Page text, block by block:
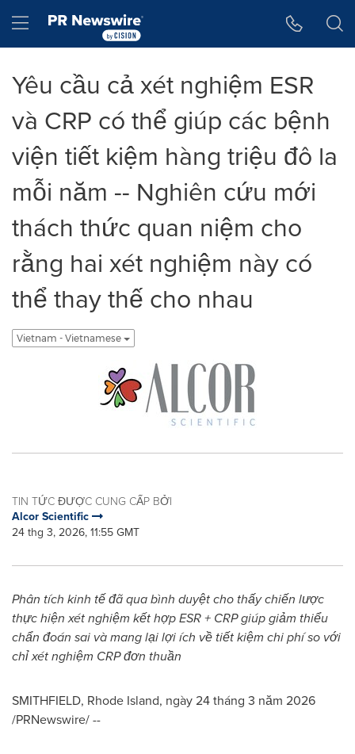
Hamburger menu
Yêu cầu cả xét nghiệm ESR
và CRP có thể giúp các bệnh
viện tiết kiệm hàng triệu đô la
mỗi năm -- Nghiên cứu mới
thách thức quan niệm cho
rằng hai xét nghiệm này có
thể thay thế cho nhau
Vietnam - Vietnamese
TIN TỨC ĐƯỢC CUNG CẤP BỞI
Alcor Scientific
24 thg 3, 2026, 11:55 GMT
Phân tích kinh tế đã qua bình duyệt cho thấy chiến lược
thực hiện xét nghiệm kết hợp ESR + CRP giúp giảm thiểu
chẩn đoán sai và mang lại lợi ích về tiết kiệm chi phí so với
chỉ xét nghiệm CRP đơn thuần
SMITHFIELD, Rhode Island, ngày 24 tháng 3 năm 2026
/PRNewswire/ --